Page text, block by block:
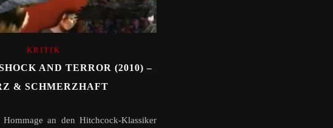
KRITIK
AND TERROR (2010) –
& SCHMERZHAFT
an den Hitchcock-Klassiker